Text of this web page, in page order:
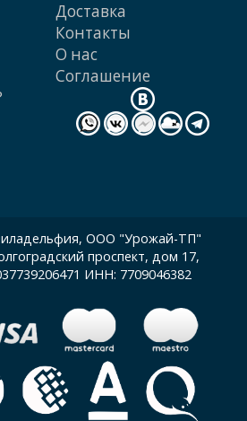
Доставка
Контакты
О нас
Cоглашение
ООО "Урожай-ТП"
проспект, дом 17,
ИНН: 7709046382